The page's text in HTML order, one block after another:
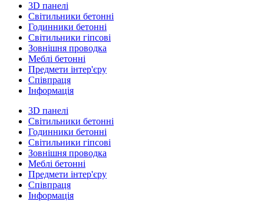
3D панелi
Світильники бетонні
Годинники бетонні
Світильники гіпсові
Зовнішня проводка
Меблі бетонні
Предмети інтер'єру
Співпраця
Інформація
3D панелi
Світильники бетонні
Годинники бетонні
Світильники гіпсові
Зовнішня проводка
Меблі бетонні
Предмети інтер'єру
Співпраця
Інформація